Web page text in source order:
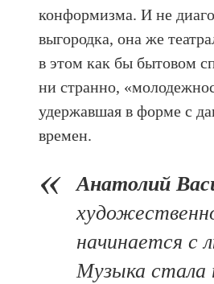
конформизма. И не
выгородка, она же
в этом как бы бытовом
ни странно,
удержавшая в форме с
времен.
Анатолий
начинается с
Музыка стала